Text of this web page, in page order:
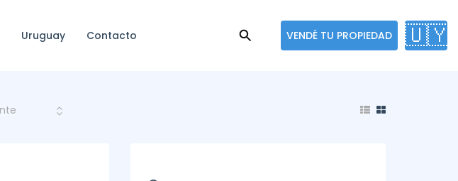
Uruguay Contacto VENDÉ TU PROPIEDAD 🇺🇾